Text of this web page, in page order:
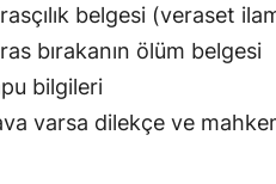
belgesi (veraset
bırakanın ölüm belgesi
bilgileri
varsa dilekçe ve